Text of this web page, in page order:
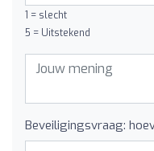
1 = slecht
5 = Uitstekend
Beveiligingsvraag: